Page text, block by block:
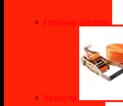
Грузовые корзины
Хозгрузы